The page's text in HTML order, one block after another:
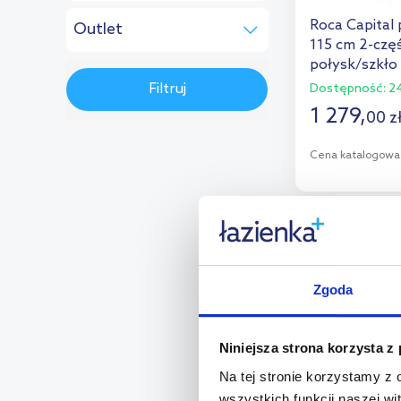
Zgoda
Niniejsza strona korzysta z
Na tej stronie korzystamy z
inny (65)
srebrny (54)
(2)
szczotkowany
(23)
(1)
Outlet
uszkodzenia
Duże uszkodzenia
Filtruj
Roca
115 cm 2-
połysk/
AM4111512M
Dostępność:
1 279,00 zł
Cena katalogowa: